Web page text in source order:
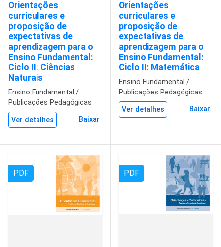
Orientações
curriculares e
proposição de
expectativas de
aprendizagem para o
Ensino Fundamental:
Ciclo II: Ciências
Naturais
Ensino Fundamental /
Publicações Pedagógicas
Ver detalhes Baixar
Orientações
curriculares e
proposição de
expectativas de
aprendizagem para o
Ensino Fundamental:
Ciclo II: Matemática
Ensino Fundamental /
Publicações Pedagógicas
Ver detalhes Baixar
PDF PDF